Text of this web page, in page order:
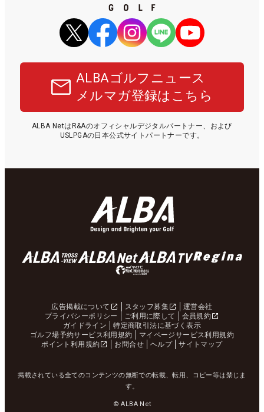
ALBAゴルフニュース
メルマガ登録はこちら
ALBA NetはR&Aのオフィシャルデジタルパートナー、および
USLPGAの日本公式サイトパートナーです。
広告掲載について スタッフ募集
運営会社
プライバシーポリシー
ご利用に際して
会員規約
ガイドライン
特定商取引法に基づく表示
ゴルフ場予約サービス利用規約
マイページサービス利用規約
ポイント利用規約
お問合せ ヘルプ サイトマップ
掲載されている全てのコンテンツの無断での転載、転用、コピー等は禁じま
す。
© ALBA Net